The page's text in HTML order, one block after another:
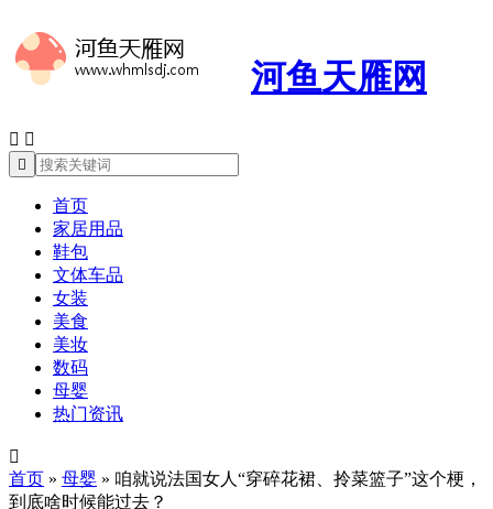
河鱼天雁网
 

首页
家居用品
鞋包
文体车品
女装
美食
美妆
数码
母婴
热门资讯

首页 » 母婴 » 咱就说法国女人“穿碎花裙、拎菜篮子”这个梗，
到底啥时候能过去？